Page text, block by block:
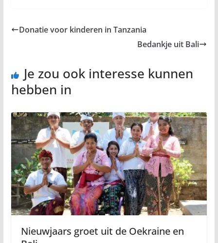
Donatie voor kinderen in Tanzania
Bedankje uit Bali
Je zou ook interesse kunnen
hebben in
Nieuwjaars groet uit de Oekraine en